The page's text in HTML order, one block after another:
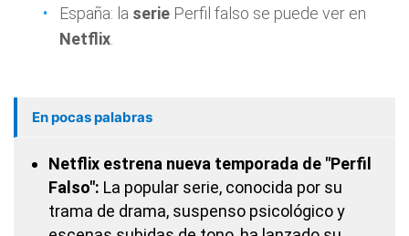
España: la serie Perfil falso se puede ver en
Netflix
En pocas palabras
Netflix estrena nueva temporada de "Perfil
Falso": La popular serie, conocida por su
trama de drama, suspenso psicológico y